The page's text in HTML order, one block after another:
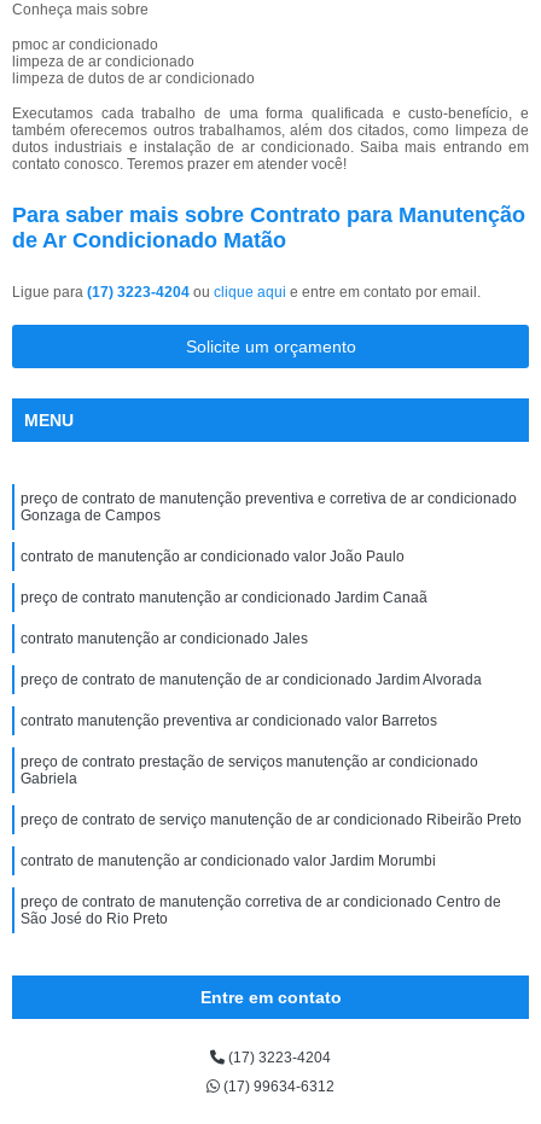
Conheça mais sobre
pmoc ar condicionado
limpeza de ar condicionado
limpeza de dutos de ar condicionado
Executamos cada trabalho de uma forma qualificada e custo-benefício, e
também oferecemos outros trabalhamos, além dos citados, como limpeza de
dutos industriais e instalação de ar condicionado. Saiba mais entrando em
contato conosco. Teremos prazer em atender você!
Para saber mais sobre Contrato para Manutenção
de Ar Condicionado Matão
Ligue para (17) 3223-4204 ou clique aqui e entre em contato por email.
Solicite um orçamento
MENU
preço de contrato de manutenção preventiva e corretiva de ar condicionado
Gonzaga de Campos
contrato de manutenção ar condicionado valor João Paulo
preço de contrato manutenção ar condicionado Jardim Canaã
contrato manutenção ar condicionado Jales
preço de contrato de manutenção de ar condicionado Jardim Alvorada
contrato manutenção preventiva ar condicionado valor Barretos
preço de contrato prestação de serviços manutenção ar condicionado
Gabriela
preço de contrato de serviço manutenção de ar condicionado Ribeirão Preto
contrato de manutenção ar condicionado valor Jardim Morumbi
preço de contrato de manutenção corretiva de ar condicionado Centro de
São José do Rio Preto
Entre em contato
(17) 3223-4204
(17) 99634-6312